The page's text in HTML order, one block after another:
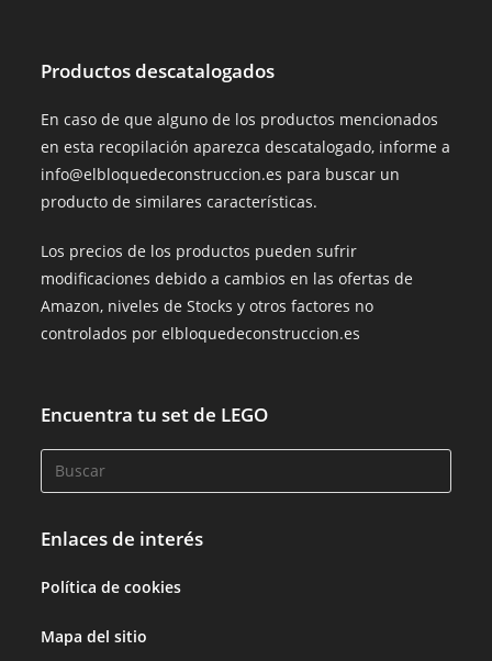
Productos descatalogados
En caso de que alguno de los productos mencionados
en esta recopilación aparezca descatalogado, informe a
info@elbloquedeconstruccion.es para buscar un
producto de similares características.
Los precios de los productos pueden sufrir
modificaciones debido a cambios en las ofertas de
Amazon, niveles de Stocks y otros factores no
controlados por elbloquedeconstruccion.es
Encuentra tu set de LEGO
Enlaces de interés
Política de cookies
Mapa del sitio